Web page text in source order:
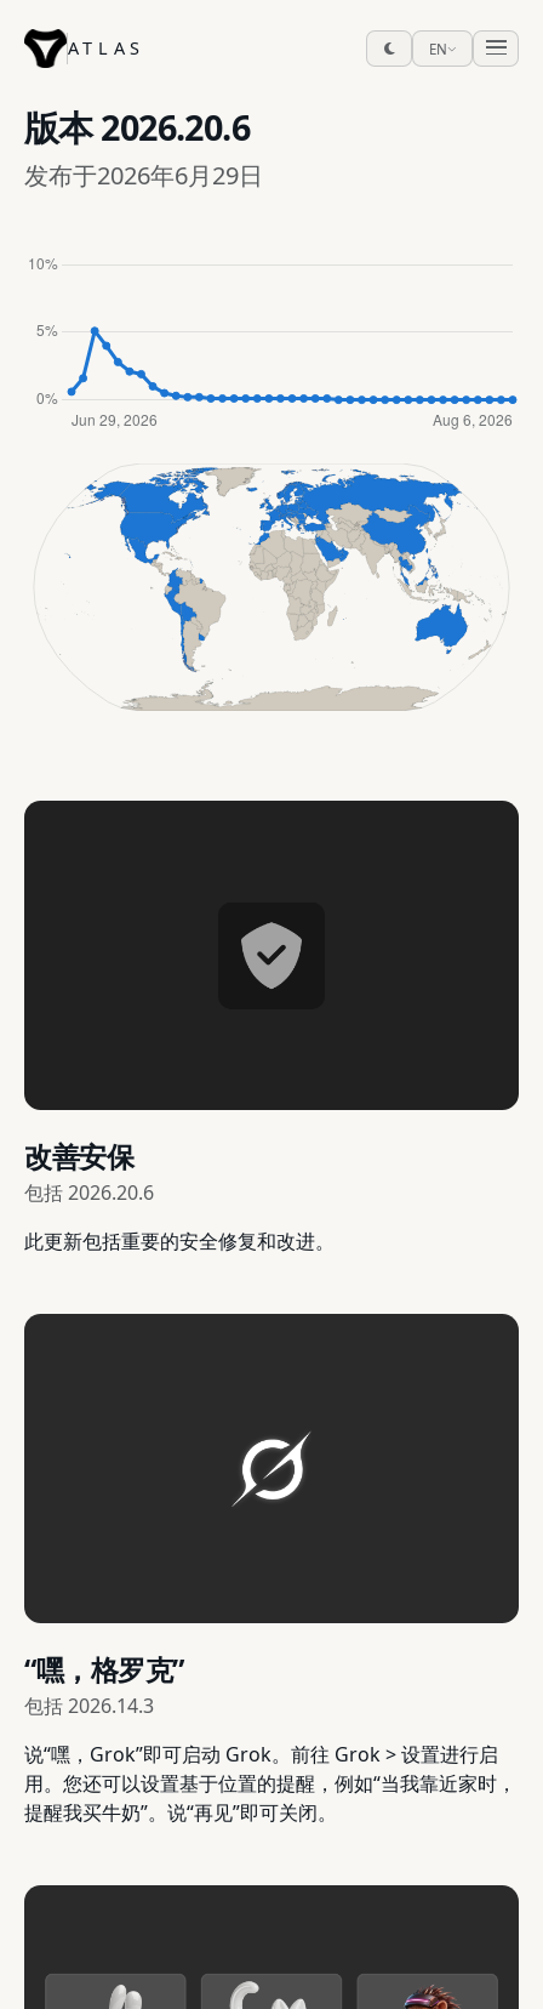
ATLAS EN
版本2026.20.6
发布于2026年6月29日
改善安保
包括2026.20.6
此更新包括重要的安全修复和改进。
“嘿，格罗克”
包括2026.14.3
说“嘿，Grok”即可启动 Grok。前往 Grok > 设置进行启
用。您还可以设置基于位置的提醒，例如“当我靠近家时，
提醒我买牛奶”。说“再见”即可关闭。